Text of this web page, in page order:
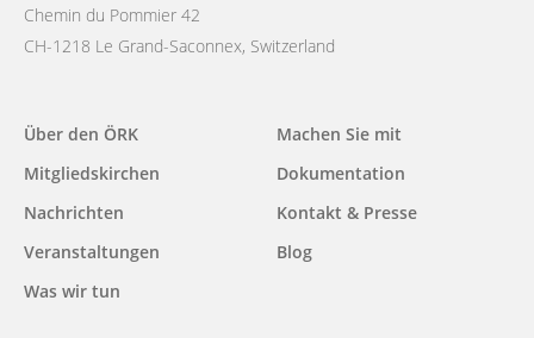
Chemin du Pommier 42
CH-1218 Le Grand-Saconnex, Switzerland
Main
navigation
Über den ÖRK
Mitgliedskirchen
Nachrichten
Veranstaltungen
Was wir tun
Machen Sie mit
Dokumentation
Kontakt & Presse
Blog